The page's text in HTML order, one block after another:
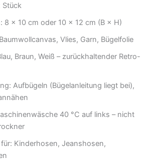
Stück
8 × 10 cm oder 10 × 12 cm (B × H)
Vlies, Garn, Bügelfolie
Braun, Weiß – zurückhaltender Retro-
Aufbügeln (Bügelanleitung liegt bei),
40 °C auf links – nicht
Kinderhosen, Jeanshosen,